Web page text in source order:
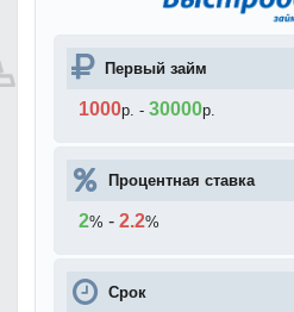
Первый займ
1000р. - 30000р.
Процентная ставка
2% - 2.2%
Срок